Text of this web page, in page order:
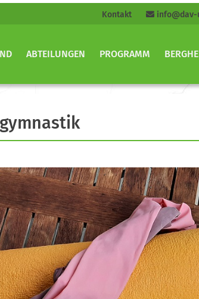
Kontakt
ABTEILUNGEN PROGRAMM